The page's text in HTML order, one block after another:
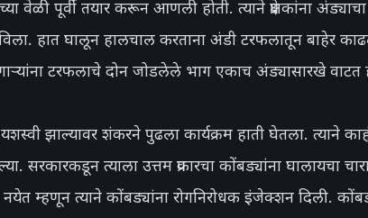
वेळी पूर्वी तयार करून आणली होती. त्याने प्रेक्षकांना
हात घालून हालचाल करताना अंडी टरफलातून बाहेर
टरफलाचे दोन जोडलेले भाग एकाच अंड्यासारखे वाटत
झाल्यावर शंकरने पुढला कार्यक्रम हाती घेतला. त्याने
सरकारकडून त्याला उत्तम प्रकारचा कोंबड्यांना घालायचा
म्हणून त्याने कोंबड्यांना रोगनिरोधक इंजेक्शन दिली.